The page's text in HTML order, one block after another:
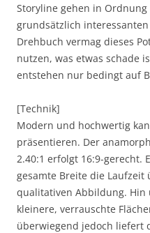
Storyline gehen in
grundsätzlich
Drehbuch vermag dieses
nutzen, was etwas schade
entstehen nur bedingt auf
[Technik]
Modern und hochwertig
präsentieren. Der
2.40:1 erfolgt 16:9-gerecht.
gesamte Breite die
qualitativen Abbildung. Hin
kleinere, verrauschte
überwiegend jedoch liefert